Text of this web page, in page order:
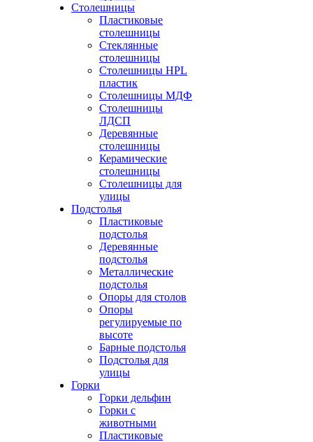
Столешницы
Пластиковые
столешницы
Стеклянные
столешницы
Столешницы HPL
пластик
Столешницы МДФ
Столешницы
ЛДСП
Деревянные
столешницы
Керамические
столешницы
Столешницы для
улицы
Подстолья
Пластиковые
подстолья
Деревянные
подстолья
Металлические
подстолья
Опоры для столов
Опоры
регулируемые по
высоте
Барные подстолья
Подстолья для
улицы
Горки
Горки дельфин
Горки с
животными
Пластиковые